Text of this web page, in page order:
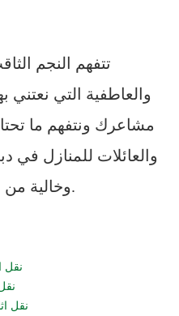
تتفهم النجم
والعاطفية التي
مشاعرك ونتفهم ما
والعائلات للمنازل في
وخالية من المتاعب فينقل عفش ايكيا.
نقل
نقل